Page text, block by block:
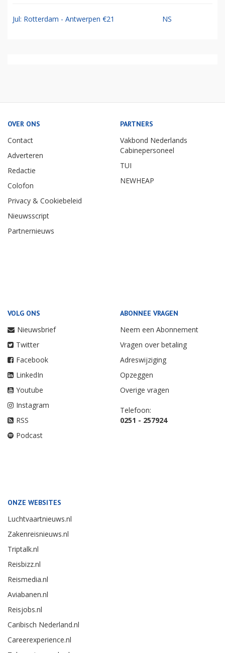
Jul: Rotterdam - Antwerpen €21 NS
OVER ONS
Contact
Adverteren
Redactie
Colofon
Privacy & Cookiebeleid
Nieuwsscript
Partnernieuws
PARTNERS
Vakbond Nederlands
Cabinepersoneel
TUI
NEWHEAP
VOLG ONS
Nieuwsbrief
Twitter
Facebook
LinkedIn
Youtube
Instagram
RSS
Podcast
ABONNEE VRAGEN
Neem een Abonnement
Vragen over betaling
Adreswijziging
Opzeggen
Overige vragen
Telefoon:
0251 - 257924
ONZE WEBSITES
Luchtvaartnieuws.nl
Zakenreisnieuws.nl
Triptalk.nl
Reisbizz.nl
Reismedia.nl
Aviabanen.nl
Reisjobs.nl
Caribisch Nederland.nl
Careerexperience.nl